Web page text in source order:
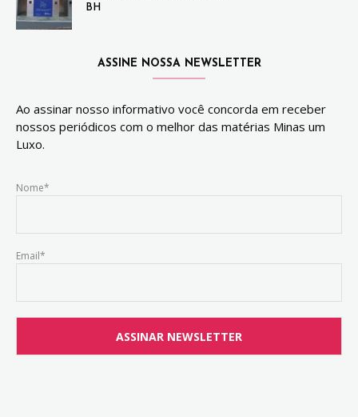
BH
ASSINE NOSSA NEWSLETTER
Ao assinar nosso informativo você concorda em receber
nossos periódicos com o melhor das matérias Minas um
Luxo.
Nome*
Email*